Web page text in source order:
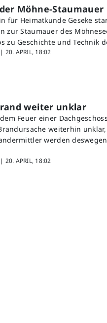
Möhne-Staumauer
für Heimatkunde Geseke
zur Staumauer des
zu Geschichte und Technik
20. APRIL, 18:02
weiter unklar
Feuer einer
weiterhin
werden
20. APRIL, 18:02